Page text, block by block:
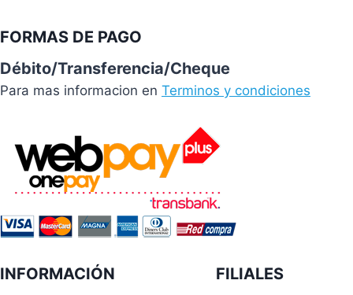
FORMAS DE PAGO
Débito/Transferencia/Cheque
Para mas informacion en Terminos y condiciones
INFORMACIÓN FILIALES